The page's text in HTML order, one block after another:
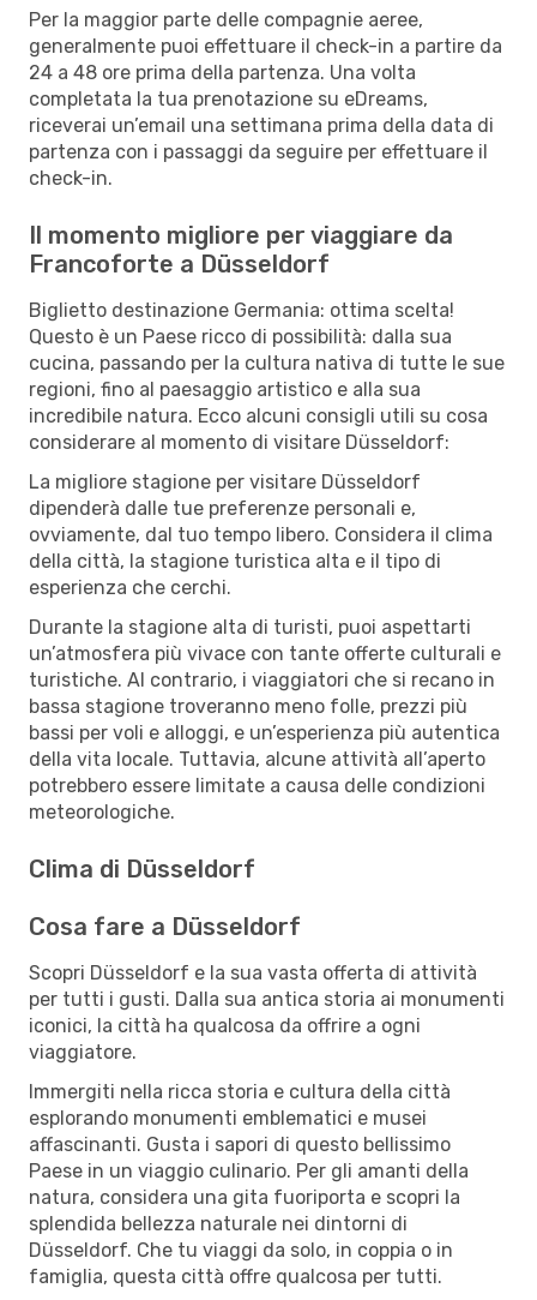
Per la maggior parte delle compagnie aeree,
generalmente puoi effettuare il check-in a partire da
24 a 48 ore prima della partenza. Una volta
completata la tua prenotazione su eDreams,
riceverai un’email una settimana prima della data di
partenza con i passaggi da seguire per effettuare il
check-in.
Il momento migliore per viaggiare da
Francoforte a Düsseldorf
Biglietto destinazione Germania: ottima scelta!
Questo è un Paese ricco di possibilità: dalla sua
cucina, passando per la cultura nativa di tutte le sue
regioni, fino al paesaggio artistico e alla sua
incredibile natura. Ecco alcuni consigli utili su cosa
considerare al momento di visitare Düsseldorf:
La migliore stagione per visitare Düsseldorf
dipenderà dalle tue preferenze personali e,
ovviamente, dal tuo tempo libero. Considera il clima
della città, la stagione turistica alta e il tipo di
esperienza che cerchi.
Durante la stagione alta di turisti, puoi aspettarti
un’atmosfera più vivace con tante offerte culturali e
turistiche. Al contrario, i viaggiatori che si recano in
bassa stagione troveranno meno folle, prezzi più
bassi per voli e alloggi, e un’esperienza più autentica
della vita locale. Tuttavia, alcune attività all’aperto
potrebbero essere limitate a causa delle condizioni
meteorologiche.
Clima di Düsseldorf
Cosa fare a Düsseldorf
Scopri Düsseldorf e la sua vasta offerta di attività
per tutti i gusti. Dalla sua antica storia ai monumenti
iconici, la città ha qualcosa da offrire a ogni
viaggiatore.
Immergiti nella ricca storia e cultura della città
esplorando monumenti emblematici e musei
affascinanti. Gusta i sapori di questo bellissimo
Paese in un viaggio culinario. Per gli amanti della
natura, considera una gita fuoriporta e scopri la
splendida bellezza naturale nei dintorni di
Düsseldorf. Che tu viaggi da solo, in coppia o in
famiglia, questa città offre qualcosa per tutti.